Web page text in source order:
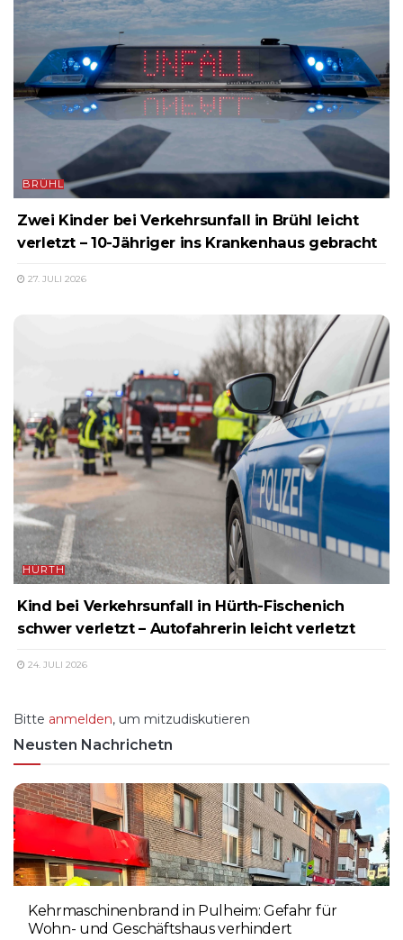
BRÜHL
Zwei Kinder bei Verkehrsunfall in Brühl leicht
verletzt – 10-Jähriger ins Krankenhaus gebracht
27. JULI 2026
HÜRTH
Kind bei Verkehrsunfall in Hürth-Fischenich
schwer verletzt – Autofahrerin leicht verletzt
24. JULI 2026
Bitte anmelden, um mitzudiskutieren
Neusten Nachrichetn
Kehrmaschinenbrand in Pulheim: Gefahr für
Wohn- und Geschäftshaus verhindert